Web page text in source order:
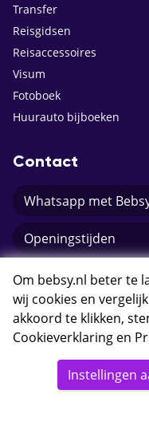
Transfer
Reisgidsen
Reisaccessoires
Visum
Fotoboek
Huurauto bijboeken
Contact
Whatsapp met
Openingstijden
E-mail Bebsy.nl
© 2026 Bebsy.nl
Om bebsy.nl beter te
wij cookies en
akkoord te klikken,
Cookieverklaring en
Instellingen